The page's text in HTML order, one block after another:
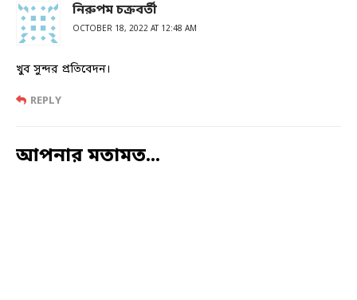
নিরুপম চক্রবর্তী
OCTOBER 18, 2022 AT 12:48 AM
খুব সুন্দর প্রতিবেদন।
REPLY
আপনার মতামত...